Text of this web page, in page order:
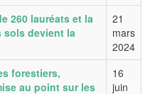
260 lauréats et la
sols devient la
21
mars
2024
forestiers,
au point sur les
16
juin